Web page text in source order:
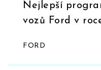
Nejlepší
vozů Ford v
FORD